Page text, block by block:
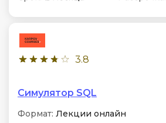
3.8
Симулятор SQL
Формат: Лекции онлайн